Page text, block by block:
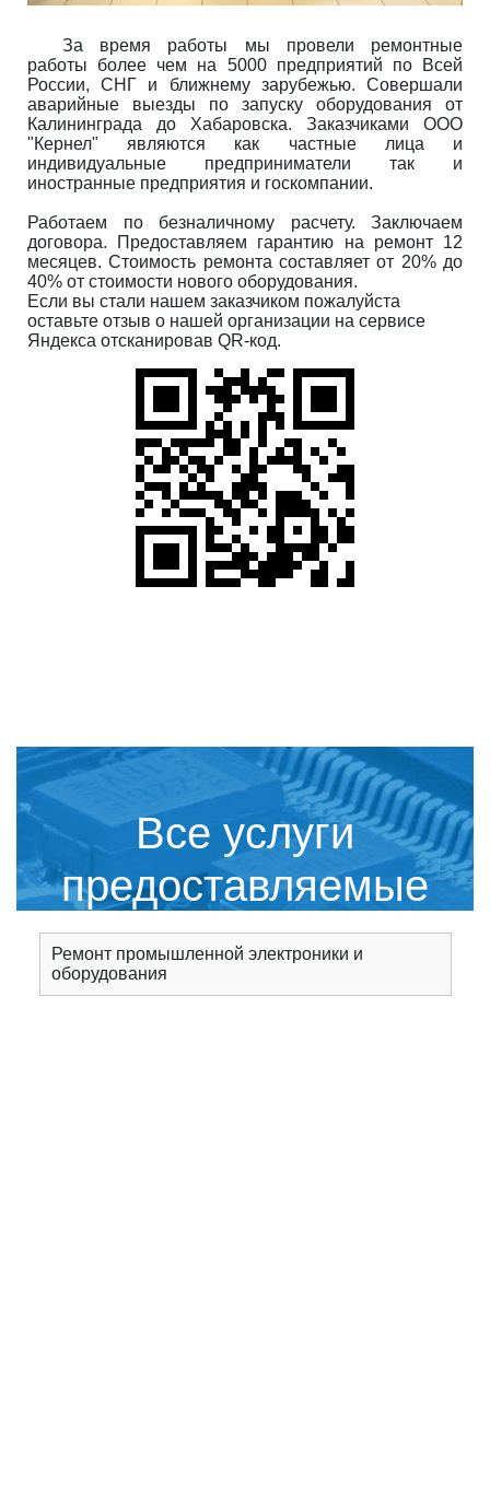
За время работы мы провели ремонтные
работы более чем на 5000 предприятий по Всей
России, СНГ и ближнему зарубежью. Совершали
аварийные выезды по запуску оборудования от
Калининграда до Хабаровска. Заказчиками ООО
"Кернел" являются как частные лица и
индивидуальные предприниматели так и
иностранные предприятия и госкомпании.
Работаем по безналичному расчету. Заключаем
договора. Предоставляем гарантию на ремонт 12
месяцев. Стоимость ремонта составляет от 20% до
40% от стоимости нового оборудования.
Если вы стали нашем заказчиком пожалуйста
оставьте отзыв о нашей организации на сервисе
Яндекса отсканировав QR-код.
Все услуги
предоставляемые
сервисным центром
Ремонт промышленной электроники и
оборудования